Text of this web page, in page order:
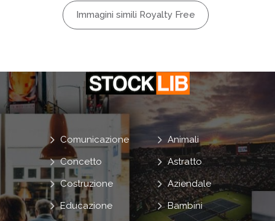
Immagini simili Royalty Free
Animali
Astratto
Aziendale
Bambini
Comunicazione
Concetto
Costruzione
Educazione